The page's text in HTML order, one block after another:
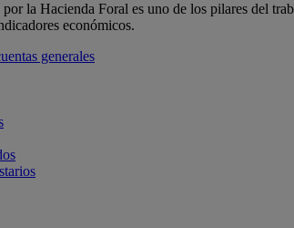
la Hacienda Foral es uno de los pilares del
económicos.
generales